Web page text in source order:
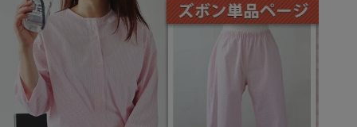
春 夏
メンズパジャマ
オーガニック素材
マタニティ
パジャマ
眠れる作務衣特集
パジャマ
前開き
お支払い・送料・配送
について
返品・交換について よくあるご質問